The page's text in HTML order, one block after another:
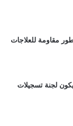
مقاومة للعلاجات
يكون لجنة تسجيلات